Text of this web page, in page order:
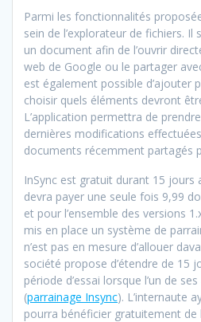
Parmi les fonctionnalités
sein de l’explorateur de fichiers.
un document afin de l’ouvrir
web de Google ou le partager
est également possible d’ajouter
choisir quels éléments devront
L’application permettra de
dernières modifications
documents récemment partagés
InSync est gratuit durant 15 jours
devra payer une seule fois 9,99
et pour l’ensemble des versions
mis en place un système de
n’est pas en mesure d’allouer
société propose d’étendre de 15
période d’essai lorsque l’un de
(parrainage Insync). L’internaute
pourra bénéficier gratuitement de